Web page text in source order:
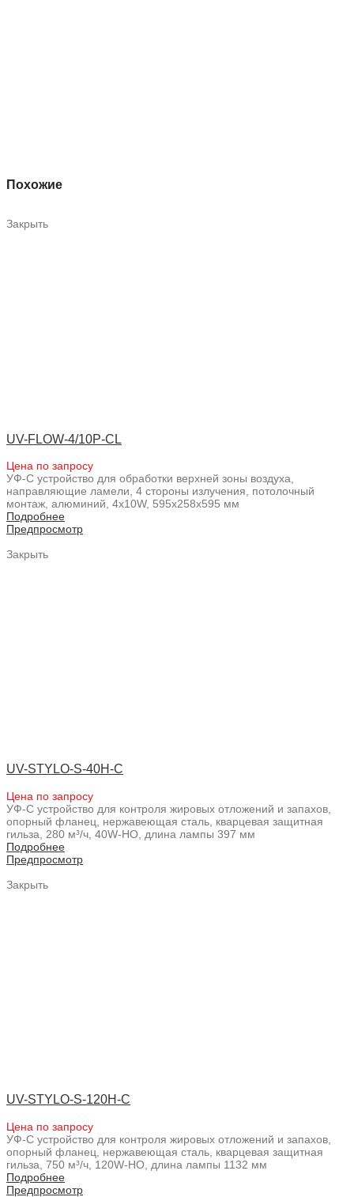
Похожие
Закрыть
UV-FLOW-4/10P-CL
Цена по запросу
УФ-С устройство для обработки верхней зоны воздуха,
направляющие ламели, 4 стороны излучения, потолочный
монтаж, алюминий, 4x10W, 595x258x595 мм
Подробнее
Предпросмотр
Закрыть
UV-STYLO-S-40H-C
Цена по запросу
УФ-С устройство для контроля жировых отложений и запахов,
опорный фланец, нержавеющая сталь, кварцевая защитная
гильза, 280 м³/ч, 40W-HO, длина лампы 397 мм
Подробнее
Предпросмотр
Закрыть
UV-STYLO-S-120H-C
Цена по запросу
УФ-С устройство для контроля жировых отложений и запахов,
опорный фланец, нержавеющая сталь, кварцевая защитная
гильза, 750 м³/ч, 120W-HO, длина лампы 1132 мм
Подробнее
Предпросмотр